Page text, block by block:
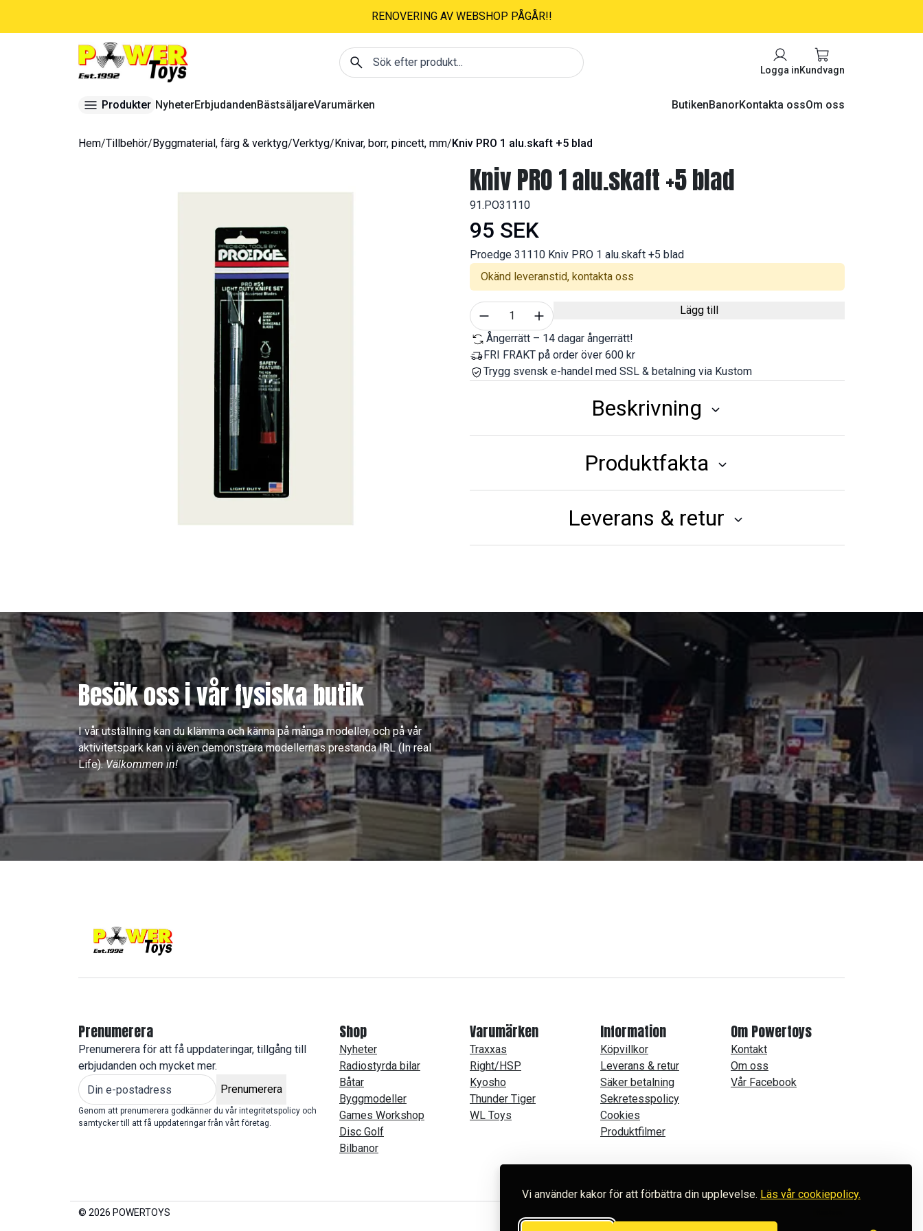
Vi använder kakor för att förbättra din upplevelse. Läs vår cookiepolicy.
Besök vår fysiska butik för Aktiv Hobby! 0% skärmtid - 100% kul! -->
Sök efter produkt
Logga inKundvagn
Produkter NyheterErbjudandenBästsäljareVarumärken ButikenBanorKontakta ossOm oss
Hem/Tillbehör/Byggmaterial, färg & verktyg/Verktyg/Knivar, borr, pincett, mm/Kniv PRO 1 alu.skaft +5 blad
Kniv PRO 1 alu.skaft +5 blad
91.PO31110
95 SEK
Proedge 31110 Kniv PRO 1 alu.skaft +5 blad
Okänd leveranstid, kontakta oss
Välj antal
1 Lägg till
Ångerrätt – 14 dagar ångerrätt!
FRI FRAKT på order över 600 kr
Trygg svensk e-handel med SSL & betalning via Kustom
Beskrivning
Produktfakta
Leverans & retur
Besök oss i vår fysiska butik
I vår utställning kan du klämma och känna på många modeller, och på vår
aktivitetspark kan vi även demonstrera modellernas prestanda IRL (In real
Life).Välkommen in!
Prenumerera
Prenumerera för att få uppdateringar, tillgång till
erbjudanden och mycket mer.
Prenumerera
Genom att prenumerera godkänner du vår integritetspolicy och
samtycker till att få uppdateringar från vårt företag.
Shop
Nyheter
Radiostyrda bilar
Båtar
Byggmodeller
Games Workshop
Disc Golf
Bilbanor
Varumärken
Traxxas
Right/HSP
Kyosho
Thunder Tiger
WL Toys
Information
Köpvillkor
Leverans & retur
Säker betalning
Sekretesspolicy
Cookies
Produktfilmer
Om Powertoys
Kontakt
Om oss
Vår Facebook
© 2026 POWERTOYS